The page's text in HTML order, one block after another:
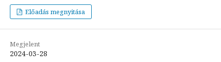
Előadás megnyitása
Megjelent
2024-03-28